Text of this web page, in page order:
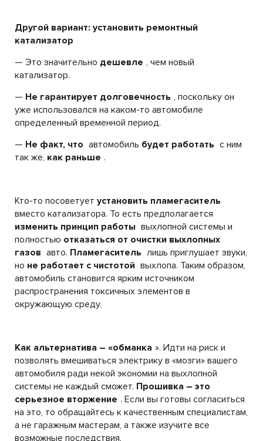
Другой вариант: установить ремонтный
катализатор
— Это значительно дешевле , чем новый
катализатор.
— Не гарантирует долговечность , поскольку он
уже использовался на каком-то автомобиле
определенный временной период.
— Не факт, что автомобиль будет работать с ним
так же, как раньше .
Кто-то посоветует установить пламегаситель
вместо катализатора. То есть предполагается
изменить принцип работы выхлопной системы и
полностью отказаться от очистки выхлопных
газов авто. Пламегаситель лишь приглушает звуки,
но не работает с чистотой выхлопа. Таким образом,
автомобиль становится ярким источником
распространения токсичных элементов в
окружающую среду.
Как альтернатива – «обманка ». Идти на риск и
позволять вмешиваться электрику в «мозги» вашего
автомобиля ради некой экономии на выхлопной
системы не каждый сможет. Прошивка – это
серьезное вторжение . Если вы готовы согласиться
на это, то обращайтесь к качественным специалистам,
а не гаражным мастерам, а также изучите все
возможные последствия.